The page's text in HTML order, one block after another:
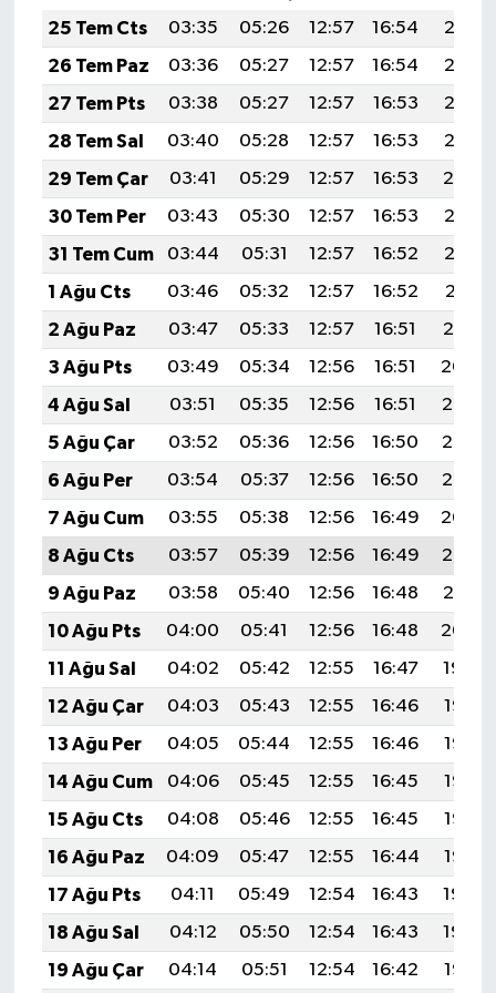
25 Tem Cts
03:35 05:26 12:57 16:54
20:18
26 Tem Paz
03:36 05:27 12:57 16:54
20:17
27 Tem Pts
03:38 05:27 12:57 16:53
20:16
28 Tem Sal
03:40 05:28 12:57 16:53
20:15
29 Tem Çar
03:41 05:29 12:57 16:53
20:14
30 Tem Per
03:43 05:30 12:57 16:53
20:13
31 Tem Cum
03:44 05:31 12:57 16:52
20:12
1 Ağu Cts
03:46 05:32 12:57 16:52
20:11
2 Ağu Paz
03:47 05:33 12:57 16:51
20:10
3 Ağu Pts
03:49 05:34 12:56 16:51
20:09
4 Ağu Sal
03:51 05:35 12:56 16:51
20:07
5 Ağu Çar
03:52 05:36 12:56 16:50
20:06
6 Ağu Per
03:54 05:37 12:56 16:50
20:05
7 Ağu Cum
03:55 05:38 12:56 16:49
20:04
8 Ağu Cts
03:57 05:39 12:56 16:49
20:03
9 Ağu Paz
03:58 05:40 12:56 16:48
20:01
10 Ağu Pts
04:00 05:41 12:56 16:48
20:00
11 Ağu Sal
04:02 05:42 12:55 16:47
19:59
12 Ağu Çar
04:03 05:43 12:55 16:46
19:57
13 Ağu Per
04:05 05:44 12:55 16:46
19:56
14 Ağu Cum
04:06 05:45 12:55 16:45
19:55
15 Ağu Cts
04:08 05:46 12:55 16:45
19:53
16 Ağu Paz
04:09 05:47 12:55 16:44
19:52
17 Ağu Pts
04:11 05:49 12:54 16:43
19:50
18 Ağu Sal
04:12 05:50 12:54 16:43
19:49
19 Ağu Çar
04:14 05:51 12:54 16:42 19:47